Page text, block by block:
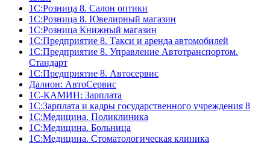
1С:Розница 8. Салон оптики
1С:Розница 8. Ювелирный магазин
1С:Розница Книжный магазин
1C:Предприятие 8. Такси и аренда автомобилей
1С:Предприятие 8. Управление Автотранспортом.
Стандарт
1C:Предприятие 8. Автосервис
Далион: АвтоСервис
1С-КАМИН: Зарплата
1С:Зарплата и кадры государственного учреждения 8
1С:Медицина. Поликлиника
1С:Медицина. Больница
1С:Медицина. Стоматологическая клиника